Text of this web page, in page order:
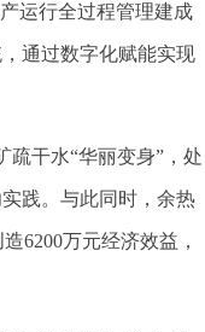
运行全过程管理建成
通过数字化赋能实现
干水“华丽变身”，处
践。与此同时，余热
6200万元经济效益，